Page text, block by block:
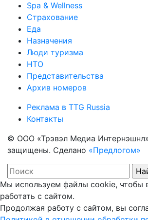
Spa & Wellness
Страхование
Еда
Назначения
Люди туризма
НТО
Представительства
Архив номеров
Реклама в TTG Russia
Контакты
© ООО «Трэвэл Медиа
защищены. Сделано «Предлогом»
Мы используем файлы cookie, чтобы
работать с сайтом.
Продолжая работу с сайтом, вы